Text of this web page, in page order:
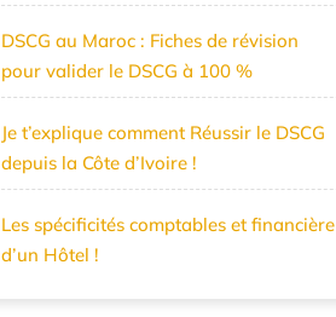
DSCG au Maroc : Fiches de révision
pour valider le DSCG à 100 %
Je t’explique comment Réussir le DSCG
depuis la Côte d’Ivoire !
Les spécificités comptables et financière
d’un Hôtel !